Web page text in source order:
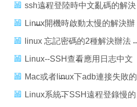
法
ssh遠程登陸時中文亂碼的解決
辦法
Linux開機時啟動太慢的解決辦
法
linux 忘記密碼的2種解決辦法
Linux--SSH查看應用日志中文
亂碼解決辦法
Mac或者linux下adb連接失敗的
解決辦法
Linux系統下SSH遠程登錄慢的